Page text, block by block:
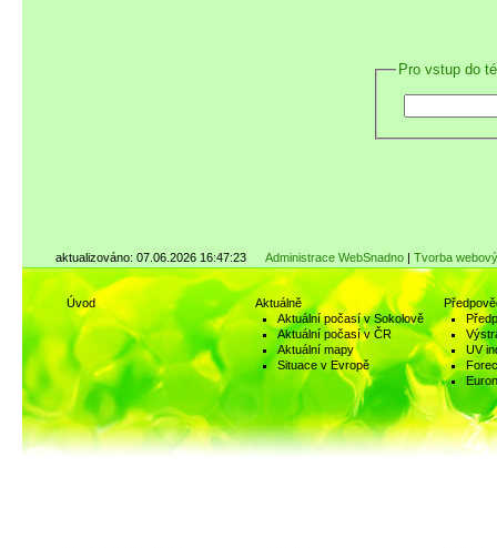
Pro vstup do
Administrace WebSnadno| Tvorba
aktualizováno: 07.06.2026 16:47:23
Úvod
Aktuálně
Aktuální počasí v Sokolově
Aktuální počasí v ČR
Aktuální mapy
Situace v Evropě
UV